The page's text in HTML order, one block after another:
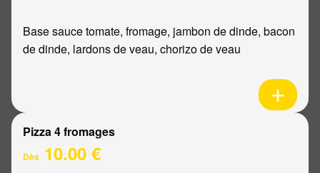
Base sauce tomate, fromage, jambon de dinde, bacon
de dinde, lardons de veau, chorizo de veau
Pizza 4 fromages
Dès 10.00 €